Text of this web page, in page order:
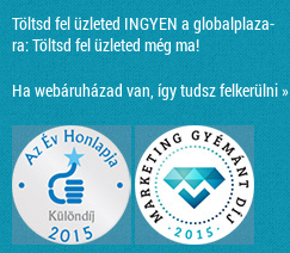
Töltsd fel üzleted INGYEN a globalplaza-
ra:Töltsd fel üzleted még ma!
Ha webáruházad van, így tudsz felkerülni »